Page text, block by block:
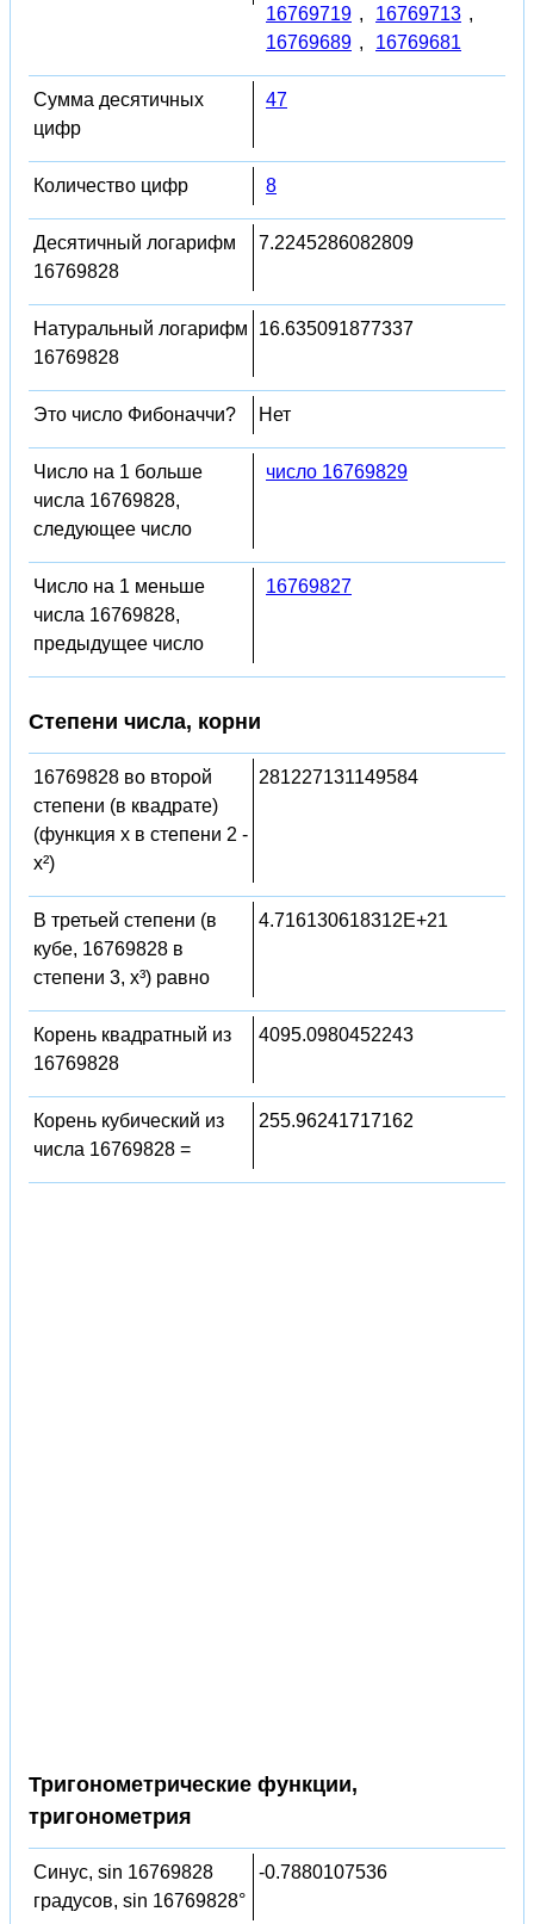
16769719 , 16769713 ,
16769689 , 16769681
Сумма десятичных
цифр
47
Количество цифр 8
Десятичный логарифм
16769828
7.2245286082809
Натуральный логарифм
16769828
16.635091877337
Это число Фибоначчи? Нет
Число на 1 больше
числа 16769828,
следующее число
число 16769829
Число на 1 меньше
числа 16769828,
предыдущее число
16769827
Степени числа, корни
16769828 во второй
степени (в квадрате)
(функция x в степени 2 -
x²)
281227131149584
В третьей степени (в
кубе, 16769828 в
степени 3, x³) равно
4.716130618312E+21
Корень квадратный из
16769828
4095.0980452243
Корень кубический из
числа 16769828 =
255.96241717162
Тригонометрические функции,
тригонометрия
Синус, sin 16769828
градусов, sin 16769828°
-0.7880107536